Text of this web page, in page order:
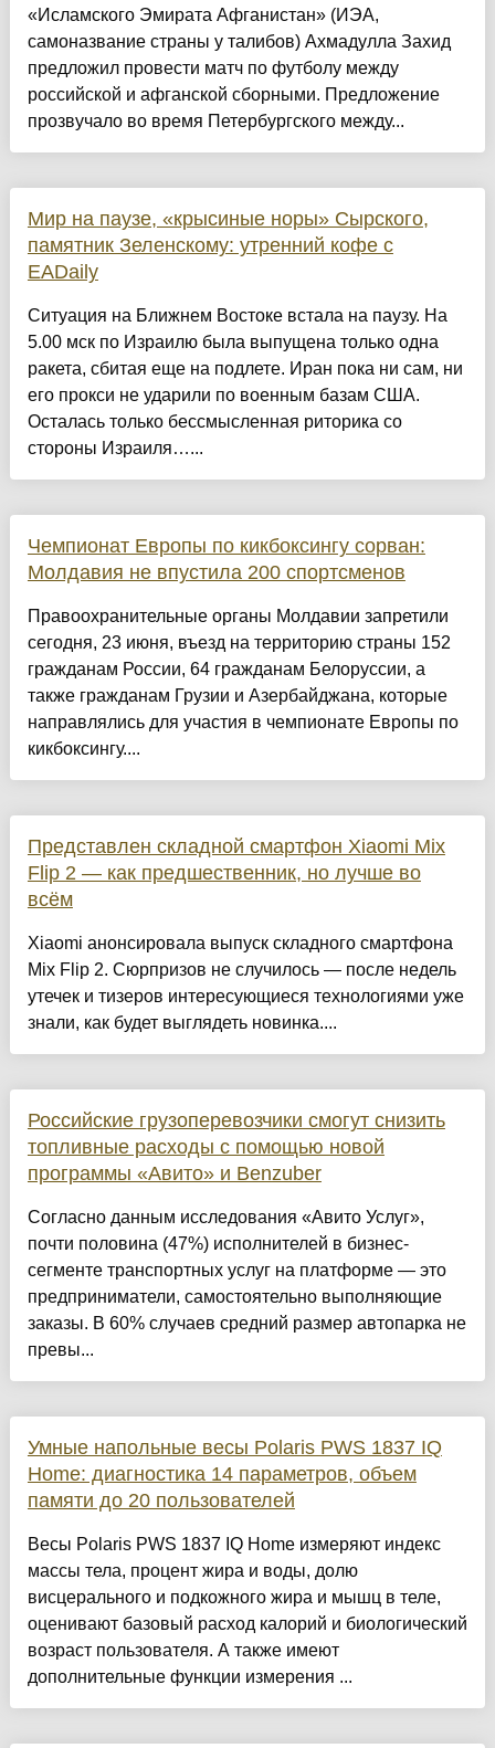
«Исламского Эмирата Афганистан» (ИЭА,
самоназвание страны у талибов) Ахмадулла Захид
предложил провести матч по футболу между
российской и афганской сборными. Предложение
прозвучало во время Петербургского между...
Мир на паузе, «крысиные норы» Сырского,
памятник Зеленскому: утренний кофе с
EADaily
Ситуация на Ближнем Востоке встала на паузу. На
5.00 мск по Израилю была выпущена только одна
ракета, сбитая еще на подлете. Иран пока ни сам, ни
его прокси не ударили по военным базам США.
Осталась только бессмысленная риторика со
стороны Израиля…...
Чемпионат Европы по кикбоксингу сорван:
Молдавия не впустила 200 спортсменов
Правоохранительные органы Молдавии запретили
сегодня, 23 июня, въезд на территорию страны 152
гражданам России, 64 гражданам Белоруссии, а
также гражданам Грузии и Азербайджана, которые
направлялись для участия в чемпионате Европы по
кикбоксингу....
Представлен складной смартфон Xiaomi Mix
Flip 2 — как предшественник, но лучше во
всём
Xiaomi анонсировала выпуск складного смартфона
Mix Flip 2. Сюрпризов не случилось — после недель
утечек и тизеров интересующиеся технологиями уже
знали, как будет выглядеть новинка....
Российские грузоперевозчики смогут снизить
топливные расходы с помощью новой
программы «Авито» и Benzuber
Согласно данным исследования «Авито Услуг»,
почти половина (47%) исполнителей в бизнес-
сегменте транспортных услуг на платформе — это
предприниматели, самостоятельно выполняющие
заказы. В 60% случаев средний размер автопарка не
превы...
Умные напольные весы Polaris PWS 1837 IQ
Home: диагностика 14 параметров, объем
памяти до 20 пользователей
Весы Polaris PWS 1837 IQ Home измеряют индекс
массы тела, процент жира и воды, долю
висцерального и подкожного жира и мышц в теле,
оценивают базовый расход калорий и биологический
возраст пользователя. А также имеют
дополнительные функции измерения ...